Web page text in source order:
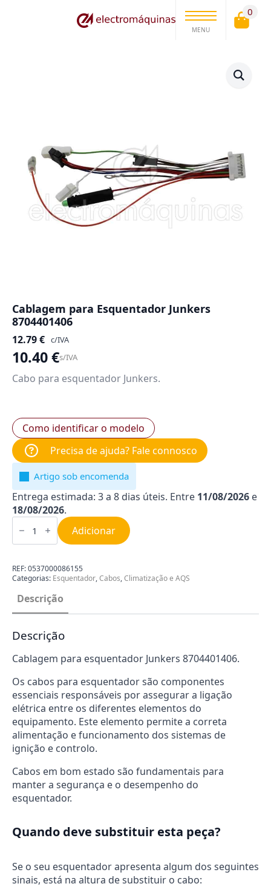
MENU
0
Cablagem para Esquentador Junkers
8704401406
12.79€ c/IVA
10.40€s/IVA
Cabo para esquentador Junkers.
Como identificar o modelo
Precisa de ajuda? Fale connosco
Artigo sob encomenda
Entrega estimada: 3 a 8 dias úteis. Entre 11/08/2026 e
18/08/2026.
Quantidade
de
para
Junkers
8704401406
Adicionar
REF:0537000086155
Categorias: Esquentador,Cabos,Climatização e AQS
Descrição
Descrição
Cablagem para esquentador Junkers 8704401406.
Os cabos para esquentador são componentes
essenciais responsáveis por assegurar a ligação
elétrica entre os diferentes elementos do
equipamento. Este elemento permite a correta
alimentação e funcionamento dos sistemas de
ignição e controlo.
Cabos em bom estado são fundamentais para
manter a segurança e o desempenho do
esquentador.
Quando deve substituir esta peça?
Se o seu esquentador apresenta algum dos seguintes
sinais, está na altura de substituir o cabo: